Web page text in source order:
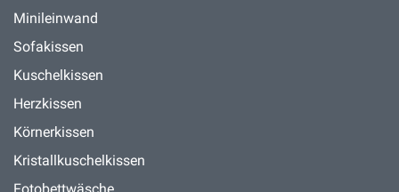
Minileinwand
Sofakissen
Kuschelkissen
Herzkissen
Körnerkissen
Kristallkuschelkissen